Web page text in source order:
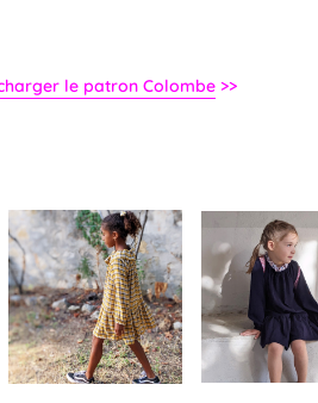
le patron Colombe>>